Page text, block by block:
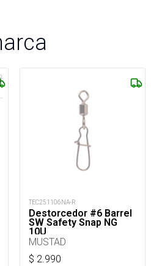
TEC251106NA-R
Destorcedor #6 Barrel
SW Safety Snap NG
10U
MUSTAD
$ 2.990